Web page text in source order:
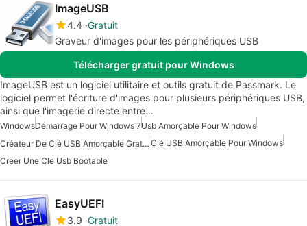
ImageUSB
4.4 Gratuit
Graveur d'images pour les périphériques USB
Télécharger gratuit pour Windows
ImageUSB est un logiciel utilitaire et outils gratuit de Passmark. Le
logiciel permet l'écriture d'images pour plusieurs périphériques USB,
ainsi que l'imagerie directe entre…
WindowsDémarrage Pour Windows 7Usb Amorçable Pour Windows
Créateur De Clé USB Amorçable Gratuit Pour Windows Clé USB Amorçable Pour Windows
Creer Une Cle Usb Bootable
EasyUEFI
3.9 Gratuit